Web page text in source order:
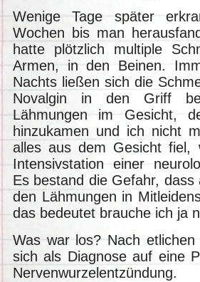
Wenige Tage später
Wochen bis man
hatte plötzlich multiple
Armen, in den Beinen.
Nachts ließen sich die
Novalgin in den Griff
Lähmungen im Gesicht,
hinzukamen und ich nicht
alles aus dem Gesicht fiel,
Intensivstation einer
Es bestand die Gefahr,
den Lähmungen in
das bedeutet brauche ich ja
Was war los? Nach
sich als Diagnose auf eine
Nervenwurzelentzündung.